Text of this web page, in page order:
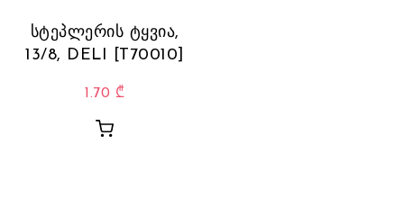
სტეპლერის ტყვია,
13/8, DELI [T70010]
1.70 ₾